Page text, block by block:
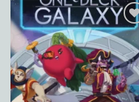
Add to
wishlist